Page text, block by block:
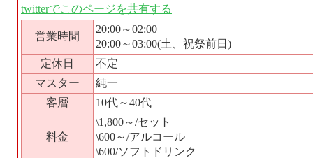
twitterでこのページを共有する
営業時間
20:00～02:00
20:00～03:00(土、祝祭前日)
定休日
不定
マスター
純一
客層
10代～40代
料金
\1,800～/セット
\600～/アルコール
\600/ソフトドリンク